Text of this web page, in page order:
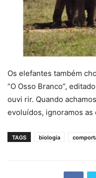
Os elefantes também
“O Osso Branco”,
ouvi rir. Quando
evoluídos, ignoramos as
TAGS biologia